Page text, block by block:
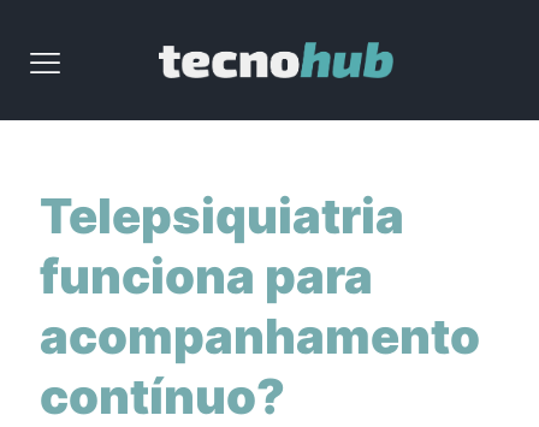
Telepsiquiatria
funciona para
acompanhamento
contínuo?